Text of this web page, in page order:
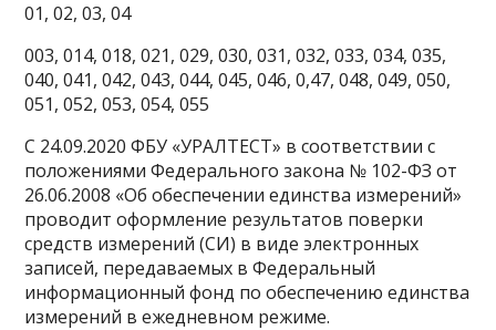
01, 02, 03, 04
003, 014, 018, 021, 029, 030, 031, 032, 033, 034, 035,
040, 041, 042, 043, 044, 045, 046, 0,47, 048, 049, 050,
051, 052, 053, 054, 055
С 24.09.2020 ФБУ «УРАЛТЕСТ» в соответствии с
положениями Федерального закона № 102-ФЗ от
26.06.2008 «Об обеспечении единства измерений»
проводит оформление результатов поверки
средств измерений (СИ) в виде электронных
записей, передаваемых в Федеральный
информационный фонд по обеспечению единства
измерений в ежедневном режиме.